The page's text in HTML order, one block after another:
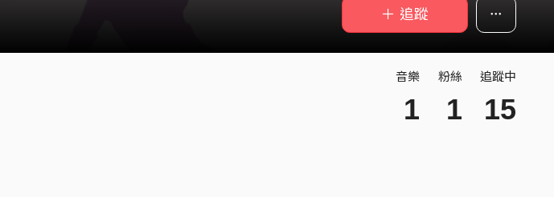
＋ 追蹤
音樂
1
粉絲
1
追蹤中
15